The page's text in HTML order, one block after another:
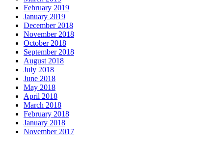
February 2019
January 2019
December 2018
November 2018
October 2018
September 2018
August 2018
July 2018
June 2018
May 2018
April 2018
March 2018
February 2018
January 2018
November 2017